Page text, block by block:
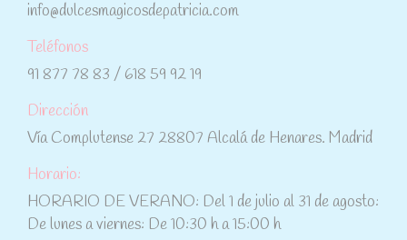
info@dulcesmagicosdepatricia.com
Teléfonos
91 877 78 83 / 618 59 92 19
Dirección
Vía Complutense 27 28807 Alcalá de Henares. Madrid
Horario:
HORARIO DE VERANO: Del 1 de julio al 31 de agosto:
De lunes a viernes: De 10:30 h a 15:00 h